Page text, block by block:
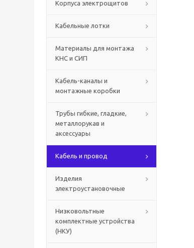
Корпуса электрощитов
Кабельные лотки
Материалы для монтажа
КНС и СИП
Кабель-каналы и
монтажные коробки
Трубы гибкие, гладкие,
металлорукав и
аксессуары
Кабель и провод
Изделия
электроустановочные
Низковольтные
комплектные устройства
(НКУ)